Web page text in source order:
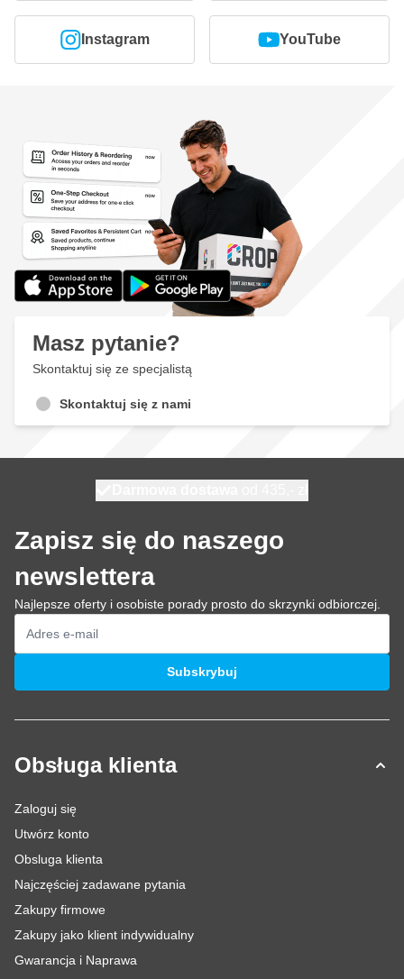
Instagram YouTube
Masz pytanie?
Skontaktuj się ze specjalistą
Skontaktuj się z nami
Zapisz się do naszego
newslettera
Najlepsze oferty i osobiste porady prosto do skrzynki odbiorczej.
Adres e-mail
Subskrybuj
Obsługa klienta
Zaloguj się
Utwórz konto
Obsluga klienta
Najczęściej zadawane pytania
Zakupy firmowe
Zakupy jako klient indywidualny
Gwarancja i Naprawa